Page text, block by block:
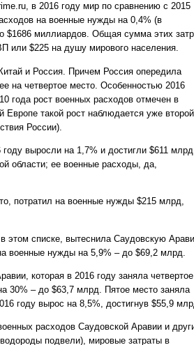
в 2016 году мир по сравнению с 2015
на военные нужды на 0,4% (в
$1686 миллиардов. Общая сумма этих
или $225 на душу мирового населения.
и Россия. Причем Россия опередила
на четвертое место. Особенностью 2016
года рост военных расходов отмечен в
такой рост наблюдается уже второй
России).
выросли на 1,7% и достигли $611 млрд.
области; ее военные расходы, да,
потратил на военные нужды $215 млрд,
этом списке, вытеснила Саудовскую
военные нужды на 5,9% – до $69,2 млрд.
которая в 2016 году заняла четвертое
30% – до $63,7 млрд. Пятое место заняла
году вырос на 8,5%, достигнув $55,9
расходов Саудовской Аравии и
подвели), мировые затраты в